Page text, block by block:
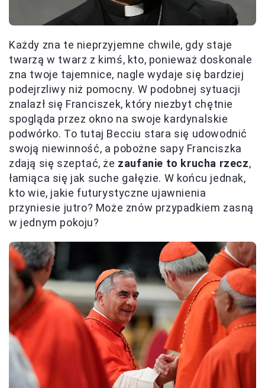
Każdy zna te nieprzyjemne chwile, gdy staje
twarzą w twarz z kimś, kto, ponieważ doskonale
zna twoje tajemnice, nagle wydaje się bardziej
podejrzliwy niż pomocny. W podobnej sytuacji
znalazł się Franciszek, który niezbyt chętnie
spogląda przez okno na swoje kardynalskie
podwórko. To tutaj Becciu stara się udowodnić
swoją niewinność, a pobożne sapy Franciszka
zdają się szeptać, że zaufanie to krucha rzecz,
łamiąca się jak suche gałęzie. W końcu jednak,
kto wie, jakie futurystyczne ujawnienia
przyniesie jutro? Może znów przypadkiem zasną
w jednym pokoju?